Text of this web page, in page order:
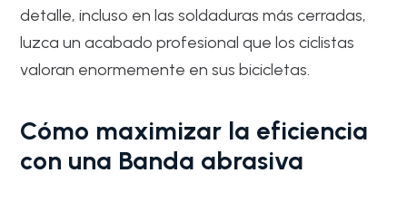
detalle, incluso en las soldaduras más cerradas,
luzca un acabado profesional que los ciclistas
valoran enormemente en sus bicicletas.
Cómo maximizar la eficiencia
con una Banda abrasiva